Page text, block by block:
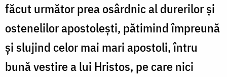
făcut următor prea osârdnic al durerilor și
ostenelilor apostolești, pătimind împreună
și slujind celor mai mari apostoli, întru
bună vestire a lui Hristos, pe care nici